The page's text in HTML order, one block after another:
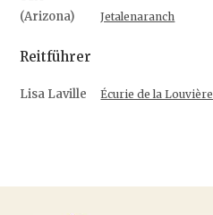
(Arizona)
Jetalenaranch
Reitführer
Lisa Laville Écurie de la Louvière